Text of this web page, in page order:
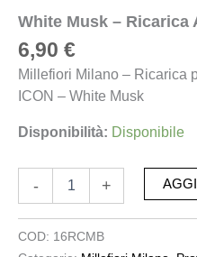
White Musk – Ricarica
6,90 €
Millefiori Milano – Ricarica
ICON – White Musk
Disponibilità: Disponibile
- +
COD: 16RCMB